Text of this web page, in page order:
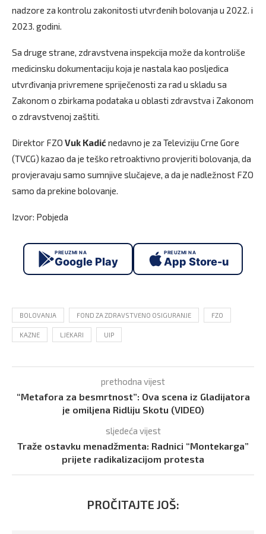
nadzore za kontrolu zakonitosti utvrđenih bolovanja u 2022. i
2023. godini.
Sa druge strane, zdravstvena inspekcija može da kontroliše
medicinsku dokumentaciju koja je nastala kao posljedica
utvrđivanja privremene spriječenosti za rad u skladu sa
Zakonom o zbirkama podataka u oblasti zdravstva i Zakonom
o zdravstvenoj zaštiti.
Direktor FZO Vuk Kadić nedavno je za Televiziju Crne Gore
(TVCG) kazao da je teško retroaktivno provjeriti bolovanja, da
provjeravaju samo sumnjive slučajeve, a da je nadležnost FZO
samo da prekine bolovanje.
Izvor: Pobjeda
PREUZMI NA
Google Play
PREUZMI NA
App Store-u
BOLOVANJA FOND ZA ZDRAVSTVENO OSIGURANJE FZO
KAZNE LJEKARI UIP
prethodna vijest
“Metafora za besmrtnost”: Ova scena iz Gladijatora
je omiljena Ridliju Skotu (VIDEO)
sljedeća vijest
Traže ostavku menadžmenta: Radnici “Montekarga”
prijete radikalizacijom protesta
PROČITAJTE JOŠ: